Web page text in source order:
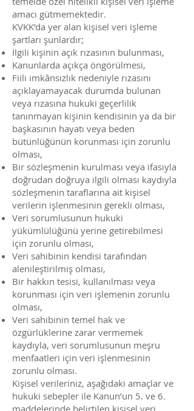
amacı gütmemektedir.
KVKK’da yer alan kişisel veri işleme
şartları şunlardır;
İlgili kişinin açık rızasının bulunması,
Kanunlarda açıkça öngörülmesi,
Fiili imkânsızlık nedeniyle rızasını
açıklayamayacak durumda bulunan
veya rızasına hukuki geçerlilik
tanınmayan kişinin kendisinin ya da bir
başkasının hayatı veya beden
bütünlüğünün korunması için zorunlu
olması,
Bir sözleşmenin kurulması veya ifasıyla
doğrudan doğruya ilgili olması kaydıyla
sözleşmenin taraflarına ait kişisel
verilerin işlenmesinin gerekli olması,
Veri sorumlusunun hukuki
yükümlülüğünü yerine getirebilmesi
için zorunlu olması,
Veri sahibinin kendisi tarafından
alenileştirilmiş olması,
Bir hakkın tesisi, kullanılması veya
korunması için veri işlemenin zorunlu
olması,
Veri sahibinin temel hak ve
özgürlüklerine zarar vermemek
kaydıyla, veri sorumlusunun meşru
menfaatleri için veri işlenmesinin
zorunlu olması.
Kişisel verileriniz, aşağıdaki amaçlar ve
hukuki sebepler ile Kanun’un 5. ve 6.
maddelerinde belirtilen kişisel veri